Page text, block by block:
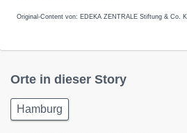
Original-Content von: EDEKA ZENTRALE Stiftung & Co.
Orte in dieser Story
Hamburg